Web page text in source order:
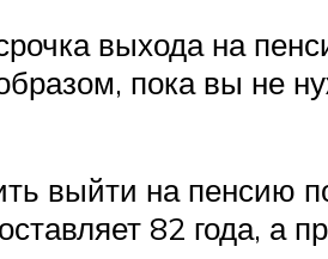
выхода на
пока вы не
выйти на пенсию
82 года,